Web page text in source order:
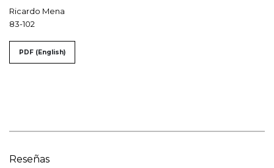
Ricardo Mena
83-102
PDF (English)
Reseñas